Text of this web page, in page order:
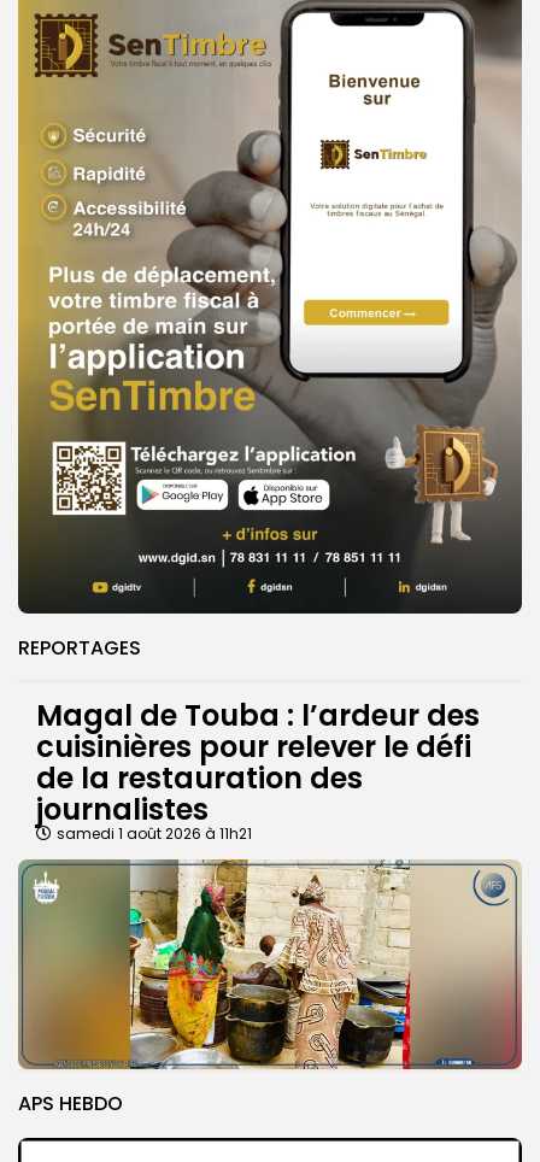
REPORTAGES
Magal de Touba : l’ardeur des
cuisinières pour relever le défi
de la restauration des
journalistes
samedi 1 août 2026 à 11h21
APS HEBDO